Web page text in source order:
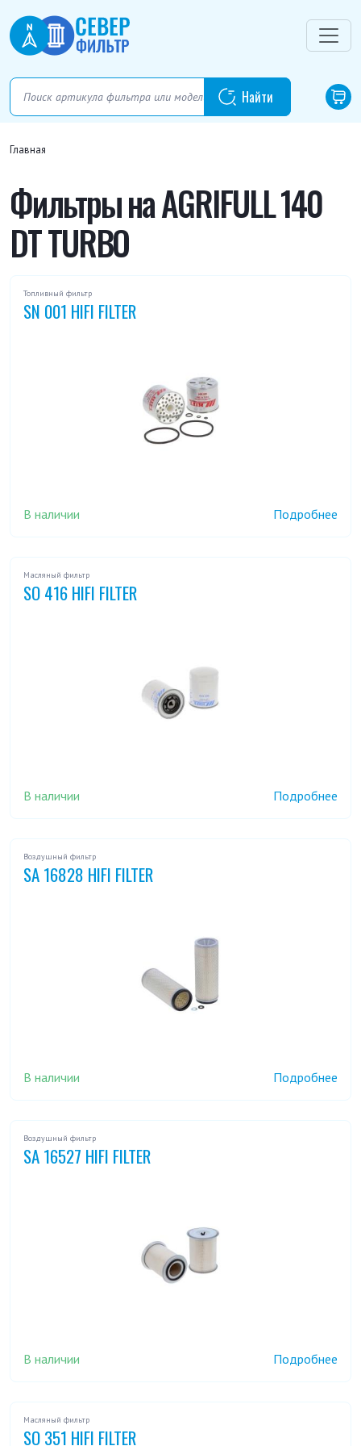
Главная
Фильтры на AGRIFULL 140
DT TURBO
Топливный фильтр
SN 001 HIFI FILTER
В наличии Подробнее
Масляный фильтр
SO 416 HIFI FILTER
В наличии Подробнее
Воздушный фильтр
SA 16828 HIFI FILTER
В наличии Подробнее
Воздушный фильтр
SA 16527 HIFI FILTER
В наличии Подробнее
Масляный фильтр
SO 351 HIFI FILTER